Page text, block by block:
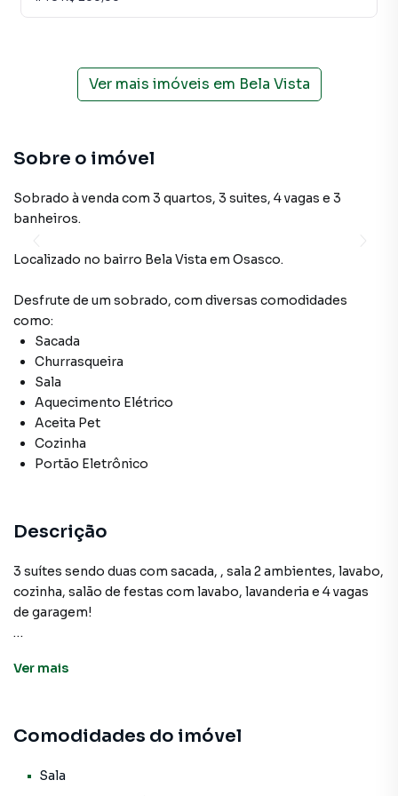
Ver mais imóveis em Bela Vista
Sobre o imóvel
Sobrado à venda com 3 quartos, 3 suites, 4 vagas e 3
banheiros.
Localizado no bairro Bela Vista em Osasco.
Desfrute de um sobrado, com diversas comodidades
como:
Sacada
Churrasqueira
Sala
Aquecimento Elétrico
Aceita Pet
Cozinha
Portão Eletrônico
Descrição
3 suítes sendo duas com sacada, , sala 2 ambientes, lavabo,
cozinha, salão de festas com lavabo, lavanderia e 4 vagas
de garagem!
Sobrado para Venda em região valorizada do bairro Bela
Entre em contato com nossa equipe pelo telefone (11)
Ver mais
Comodidades do imóvel
Sala